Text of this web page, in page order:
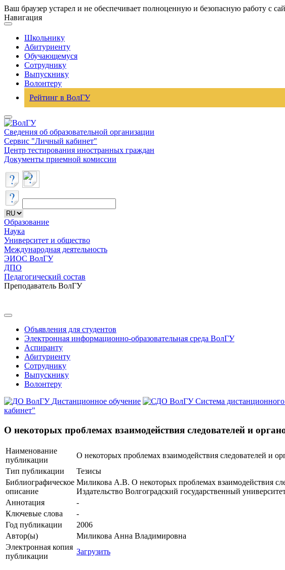
Ваш браузер устарел и не обеспечивает полноценную и безопасную работу с
Навигация
Школьнику
Абитуриенту
Обучающемуся
Сотруднику
Выпускнику
Волонтеру
Рейтинг в ВолГУ
Сведения об образовательной организации
Сервис "Личный кабинет"
Центр тестирования иностранных граждан
Документы приемной комиссии
Образование
Наука
Университет и общество
Международная деятельность
ЭИОС ВолГУ
ДПО
Педагогический состав
Преподаватель ВолГУ
Объявления для студентов
Электронная информационно-образовательная среда ВолГУ
Аспиранту
Абитуриенту
Сотруднику
Выпускнику
Волонтеру
Дистанционное обучение
Система
кабинет"
О некоторых проблемах взаимодействия следователей и
Наименование
публикации
О некоторых проблемах взаимодействия следователей и
Тип публикации
Тезисы
Библиографическое
описание
Миликова А.В. О некоторых проблемах взаимодействия
Издательство Волгоградский государственный
Аннотация
-
Ключевые cлова
-
Год публикации
2006
Автор(ы)
Миликова Анна Владимировна
Электронная копия
публикации
Загрузить